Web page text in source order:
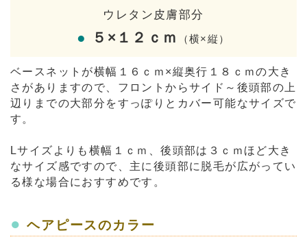
ウレタン皮膚部分
● ５×１２ｃｍ （横×縦）
ベースネットが横幅１６ｃｍ×縦奥行１８ｃｍの大き
さがありますので、フロントからサイド～後頭部の上
辺りまでの大部分をすっぽりとカバー可能なサイズで
す。
Lサイズよりも横幅１ｃｍ、後頭部は３ｃｍほど大き
なサイズ感ですので、主に後頭部に脱毛が広がってい
る様な場合におすすめです。
● ヘアピースのカラー